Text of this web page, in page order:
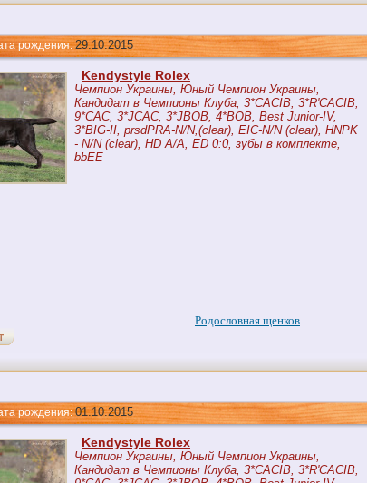
29.10.2015
Kendystyle Rolex
Чемпион Украины, Юный Чемпион Украины,
Кандидат в Чемпионы Клуба, 3*CACIB, 3*R'CACIB,
9*CAC, 3*JCAC, 3*JBOB, 4*BOB, Best Junior-IV,
3*BIG-II, prsdPRA-N/N,(clear), EIC-N/N (clear), HNPK
- N/N (clear), HD A/A, ED 0:0, зубы в комплекте,
bbEE
Родословная щенков
01.10.2015
Kendystyle Rolex
Чемпион Украины, Юный Чемпион Украины,
Кандидат в Чемпионы Клуба, 3*CACIB, 3*R'CACIB,